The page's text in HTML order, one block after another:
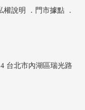
權說明 ． 門市據點 ．
台北市內湖區瑞光路